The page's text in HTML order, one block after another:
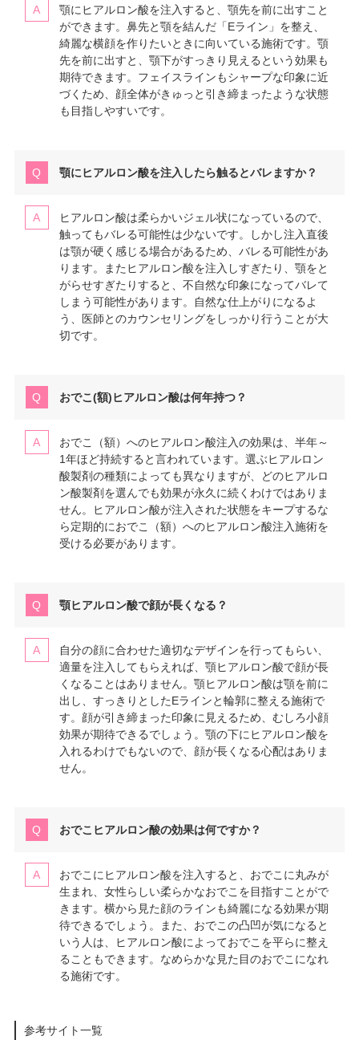
顎にヒアルロン酸を注入すると、顎先を前に出すこと
ができます。鼻先と顎を結んだ「Eライン」を整え、
綺麗な横顔を作りたいときに向いている施術です。顎
先を前に出すと、顎下がすっきり見えるという効果も
期待できます。フェイスラインもシャープな印象に近
づくため、顔全体がきゅっと引き締まったような状態
も目指しやすいです。
顎にヒアルロン酸を注入したら触るとバレますか？
ヒアルロン酸は柔らかいジェル状になっているので、
触ってもバレる可能性は少ないです。しかし注入直後
は顎が硬く感じる場合があるため、バレる可能性があ
ります。またヒアルロン酸を注入しすぎたり、顎をと
がらせすぎたりすると、不自然な印象になってバレて
しまう可能性があります。自然な仕上がりになるよ
う、医師とのカウンセリングをしっかり行うことが大
切です。
おでこ(額)ヒアルロン酸は何年持つ？
おでこ（額）へのヒアルロン酸注入の効果は、半年～
1年ほど持続すると言われています。選ぶヒアルロン
酸製剤の種類によっても異なりますが、どのヒアルロ
ン酸製剤を選んでも効果が永久に続くわけではありま
せん。ヒアルロン酸が注入された状態をキープするな
ら定期的におでこ（額）へのヒアルロン酸注入施術を
受ける必要があります。
顎ヒアルロン酸で顔が長くなる？
自分の顔に合わせた適切なデザインを行ってもらい、
適量を注入してもらえれば、顎ヒアルロン酸で顔が長
くなることはありません。顎ヒアルロン酸は顎を前に
出し、すっきりとしたEラインと輪郭に整える施術で
す。顔が引き締まった印象に見えるため、むしろ小顔
効果が期待できるでしょう。顎の下にヒアルロン酸を
入れるわけでもないので、顔が長くなる心配はありま
せん。
おでこヒアルロン酸の効果は何ですか？
おでこにヒアルロン酸を注入すると、おでこに丸みが
生まれ、女性らしい柔らかなおでこを目指すことがで
きます。横から見た顔のラインも綺麗になる効果が期
待できるでしょう。また、おでこの凸凹が気になると
いう人は、ヒアルロン酸によっておでこを平らに整え
ることもできます。なめらかな見た目のおでこになれ
る施術です。
参考サイト一覧